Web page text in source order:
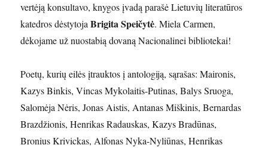
vertėją konsultavo, knygos įvadą parašė Lietuvių literatūros
katedros dėstytojaBrigita Speičytė. Miela Carmen,
dėkojame už nuostabią dovaną Nacionalinei bibliotekai!
Poetų, kurių eilės įtrauktos į antologiją, sąrašas: Maironis,
Kazys Binkis, Vincas Mykolaitis-Putinas, Balys Sruoga,
Salomėja Nėris, Jonas Aistis, Antanas Miškinis, Bernardas
Brazdžionis, Henrikas Radauskas, Kazys Bradūnas,
Bronius Krivickas, Alfonas Nyka-Nyliūnas, Henrikas